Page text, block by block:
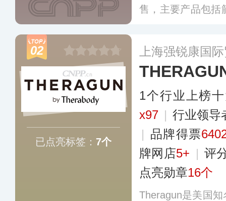
售，主要产品包括
多
02
已点亮标签： 7个
上海强锐康国
1个行业上榜
x97 | 行业领
| 品牌得票
牌网店5+ | 评
点亮勋章16个
Theragun是美国